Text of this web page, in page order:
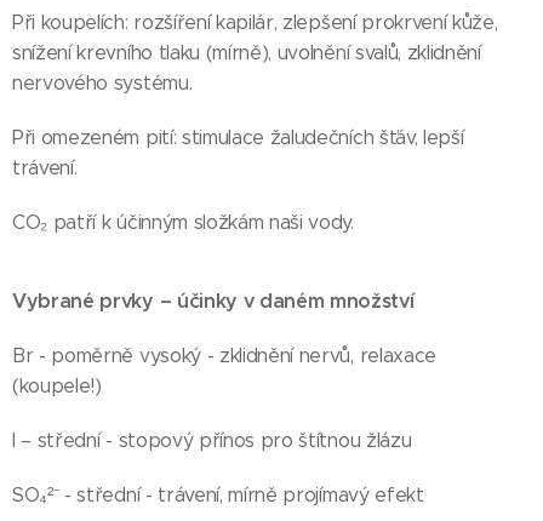
Při koupelích: rozšíření kapilár, zlepšení prokrvení kůže,
snížení krevního tlaku (mírně), uvolnění svalů, zklidnění
nervového systému.
Při omezeném pití: stimulace žaludečních šťáv, lepší
trávení.
CO₂ patří k účinným složkám naši vody.
Vybrané prvky – účinky v daném množství
Br - poměrně vysoký - zklidnění nervů, relaxace
(koupele!)
I – střední - stopový přínos pro štítnou žlázu
SO₄²⁻ - střední - trávení, mírně projímavý efekt